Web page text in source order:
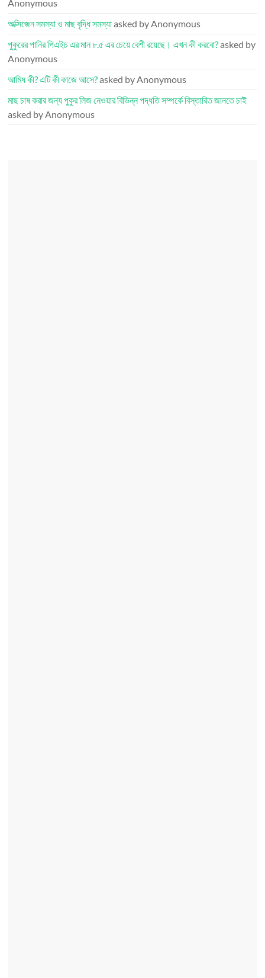
Anonymous
অক্সিজেন সমস্যা ও মাছ বৃদ্ধি সমস্যাasked by Anonymous
পুকুরের পানির পিএইচ এর মান ৮.৫ এর চেয়ে বেশী রয়েছে। এখন কী করবো?asked by
Anonymous
আমিষ কী? এটি কী কাজে আসে?asked by Anonymous
মাছ চাষ করার জন্য পুকুর লিজ নেওয়ার বিভিন্ন পদ্ধতি সম্পর্কে বিস্তারিত জানতে চাই
asked by Anonymous